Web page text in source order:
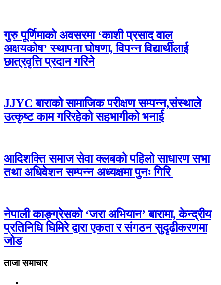
गुरु पूर्णिमाको अवसरमा ‘काशी प्रसाद वाल
अक्षयकोष’ स्थापना घोषणा, विपन्न विद्यार्थीलाई
छात्रवृत्ति प्रदान गरिने
JJYC बाराको सामाजिक परीक्षण सम्पन्न,संस्थाले
उत्कृष्ट काम गरिरहेको सहभागीको भनाई
आदिशक्ति समाज सेवा क्लबको पहिलो साधारण सभा
तथा अधिवेशन सम्पन्न अध्यक्षमा पुनः गिरि
नेपाली काङ्ग्रेसको ‘जरा अभियान’ बारामा, केन्द्रीय
प्रतिनिधि घिमिरे द्वारा एकता र संगठन सुदृढीकरणमा
जोड
ताजा समाचार